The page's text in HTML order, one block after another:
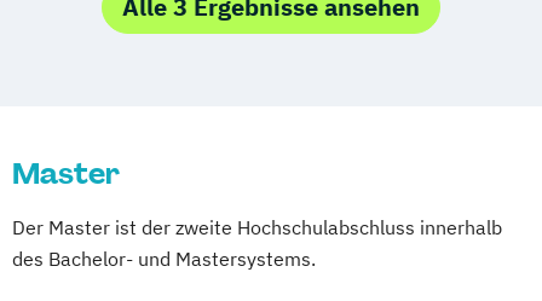
Ressourcenmanagement
Nachhaltige Produktion &
Personal
Organisation & Strategie
digitalen Bauprojekten
Baustellenmanagement
Menschen mit Demenz
Bewegungsentwicklung
Business & Engineering
TV und Media
Handelsmanagement
Human Resources Management
Master
Der Master ist der zweite Hochschulabschluss innerhalb
des Bachelor- und Mastersystems.